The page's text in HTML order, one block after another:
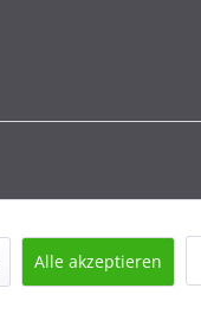
Alle akzeptieren